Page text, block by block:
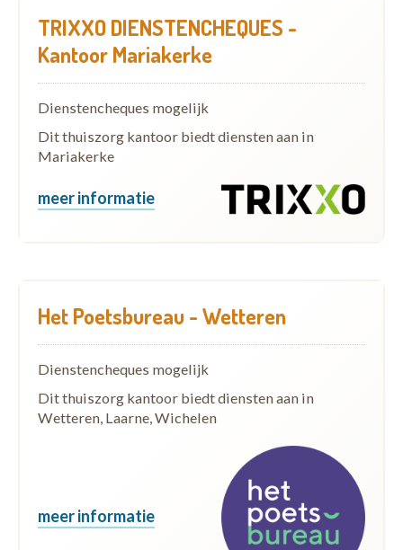
TRIXXO DIENSTENCHEQUES -
Kantoor Mariakerke
Dienstencheques mogelijk
Dit thuiszorg kantoor biedt diensten aan in
Mariakerke
meer informatie
Het Poetsbureau - Wetteren
Dienstencheques mogelijk
Dit thuiszorg kantoor biedt diensten aan in
Wetteren, Laarne, Wichelen
meer informatie